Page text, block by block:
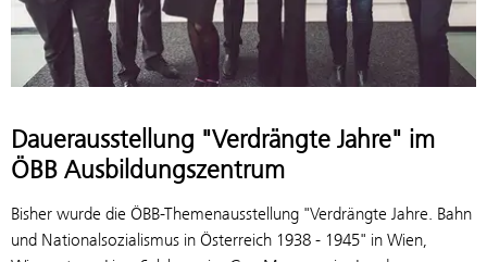
Dauerausstellung "Verdrängte Jahre" im
ÖBB Ausbildungszentrum
Bisher wurde die ÖBB-Themenausstellung "Verdrängte Jahre. Bahn
und Nationalsozialismus in Österreich 1938 - 1945" in Wien,